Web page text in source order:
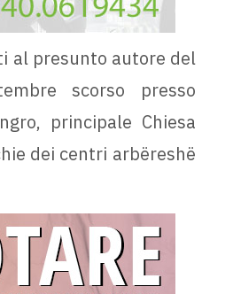
al presunto autore del
scorso presso
principale Chiesa
dei centri arbëreshë